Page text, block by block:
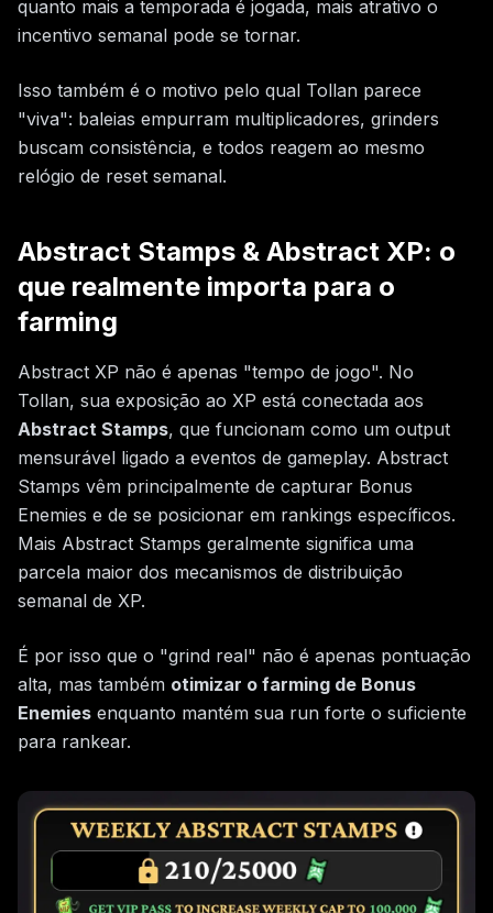
quanto mais a temporada é jogada, mais atrativo o
incentivo semanal pode se tornar.
Isso também é o motivo pelo qual Tollan parece
"viva": baleias empurram multiplicadores, grinders
buscam consistência, e todos reagem ao mesmo
relógio de reset semanal.
Abstract Stamps & Abstract XP: o
que realmente importa para o
farming
Abstract XP não é apenas "tempo de jogo". No
Tollan, sua exposição ao XP está conectada aos
Abstract Stamps, que funcionam como um output
mensurável ligado a eventos de gameplay. Abstract
Stamps vêm principalmente de capturar Bonus
Enemies e de se posicionar em rankings específicos.
Mais Abstract Stamps geralmente significa uma
parcela maior dos mecanismos de distribuição
semanal de XP.
É por isso que o "grind real" não é apenas pontuação
alta, mas também otimizar o farming de Bonus
Enemies enquanto mantém sua run forte o suficiente
para rankear.